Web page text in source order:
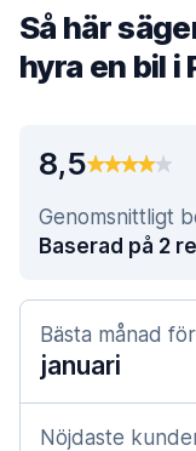
Så här
hyra en bil i
8,5
Genomsnittligt
Baserad på 2
Bästa månad
januari
Nöjdaste